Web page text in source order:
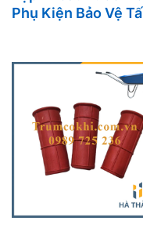
Phụ Kiện Bảo Vệ